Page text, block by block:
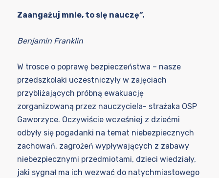
Zaangażuj mnie, to się nauczę”.
Benjamin Franklin
W trosce o poprawę bezpieczeństwa – nasze
przedszkolaki uczestniczyły w zajęciach
przybliżających próbną ewakuację
zorganizowaną przez nauczyciela- strażaka OSP
Gaworzyce. Oczywiście wcześniej z dziećmi
odbyły się pogadanki na temat niebezpiecznych
zachowań, zagrożeń wypływających z zabawy
niebezpiecznymi przedmiotami, dzieci wiedziały,
jaki sygnał ma ich wezwać do natychmiastowego